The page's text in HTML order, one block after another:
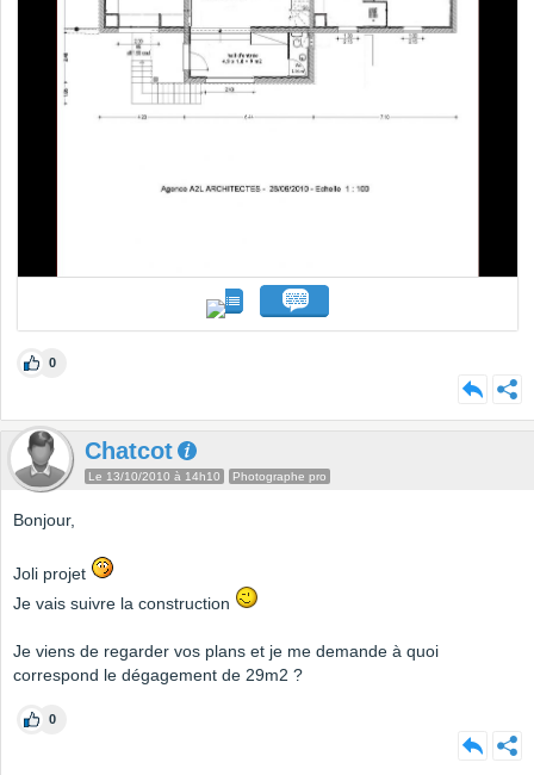
0
Chatcot
Le 13/10/2010 à 14h10 Photographe pro
Bonjour,
Joli projet
Je vais suivre la construction
Je viens de regarder vos plans et je me demande à quoi
correspond le dégagement de 29m2 ?
0